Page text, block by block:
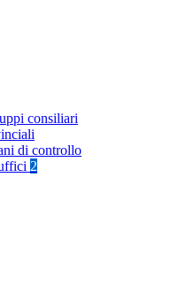
consiliari
di controllo
2